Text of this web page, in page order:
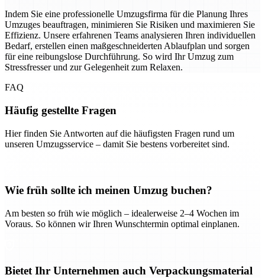
Indem Sie eine professionelle Umzugsfirma für die Planung Ihres
Umzuges beauftragen, minimieren Sie Risiken und maximieren Sie
Effizienz. Unsere erfahrenen Teams analysieren Ihren individuellen
Bedarf, erstellen einen maßgeschneiderten Ablaufplan und sorgen
für eine reibungslose Durchführung. So wird Ihr Umzug zum
Stressfresser und zur Gelegenheit zum Relaxen.
FAQ
Häufig gestellte Fragen
Hier finden Sie Antworten auf die häufigsten Fragen rund um
unseren Umzugsservice – damit Sie bestens vorbereitet sind.
Wie früh sollte ich meinen Umzug buchen?
Am besten so früh wie möglich – idealerweise 2–4 Wochen im
Voraus. So können wir Ihren Wunschtermin optimal einplanen.
Bietet Ihr Unternehmen auch Verpackungsmaterial